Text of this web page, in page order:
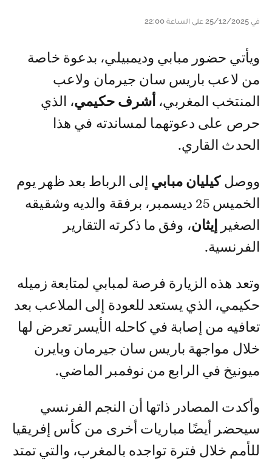
في 25/12/2025 على الساعة 22:00
ويأتي حضور مبابي وديمبيلي، بدعوة خاصة
من لاعب باريس سان جيرمان ولاعب
المنتخب المغربي، أشرف حكيمي، الذي
حرص على دعوتهما لمساندته في هذا
الحدث القاري.
ووصلكيليان مبابي إلى الرباط بعد ظهر يوم
الخميس 25 ديسمبر، برفقة والديه وشقيقه
الصغير إيثان، وفق ما ذكرته التقارير
الفرنسية.
وتعد هذه الزيارة فرصة لمبابي لمتابعة زميله
حكيمي، الذي يستعد للعودة إلى الملاعب بعد
تعافيه من إصابة في كاحله الأيسر تعرض لها
خلال مواجهة باريس سان جيرمان وبايرن
ميونيخ في الرابع من نوفمبر الماضي.
وأكدت المصادر ذاتها أن النجم الفرنسي
سيحضر أيضًا مباريات أخرى من كأس إفريقيا
للأمم خلال فترة تواجده بالمغرب، والتي تمتد